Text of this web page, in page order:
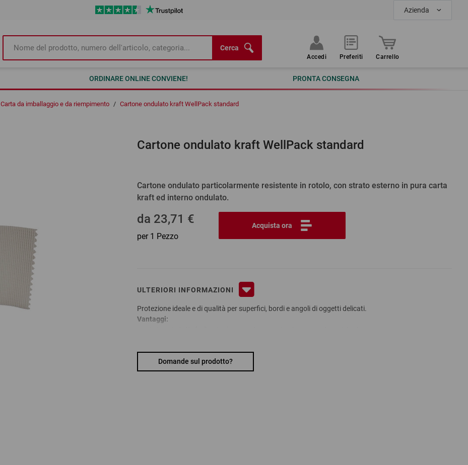
Azienda
Cerca
Accedi Preferiti Carrello
ORDINARE ONLINE CONVIENE! PRONTA CONSEGNA
Carta da imballaggio e da riempimento / Cartone ondulato kraft WellPack standard
Cartone ondulato kraft WellPack standard
Cartone ondulato particolarmente resistente in rotolo, con strato esterno in pura carta
kraft ed interno ondulato.
da 23,71 €
per 1 Pezzo
Acquista ora
ULTERIORI INFORMAZIONI
Protezione ideale e di qualità per superfici, bordi e angoli di oggetti delicati.
Vantaggi:
disponibile anche in altre larghezze, in fogli, come tubo continuo o nella versione stampata
Materiale:
cartone ondulato, 170 g/m²
Domande sul prodotto?